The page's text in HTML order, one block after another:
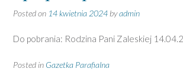
Posted on 14 kwietnia 2024 byadmin
Do pobrania: Rodzina Pani Zaleskiej
Posted in Gazetka Parafialna